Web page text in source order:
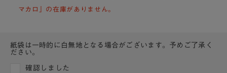
マカロ」の在庫がありません。
紙袋は一時的に白無地となる場合がございます。予めご了承く
ださい。
確認しました